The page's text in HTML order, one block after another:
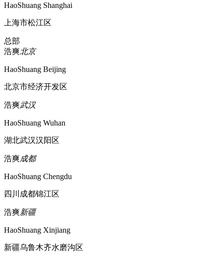
HaoShuang Shanghai
上海市松江区
总部
浩爽北京
HaoShuang Beijing
北京市经济开发区
浩爽武汉
HaoShuang Wuhan
湖北武汉汉阳区
浩爽成都
HaoShuang Chengdu
四川成都锦江区
浩爽新疆
HaoShuang Xinjiang
新疆乌鲁木齐水磨沟区